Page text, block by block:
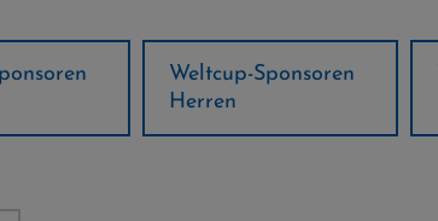
Weltcup-Sponsoren
Mixed-Team